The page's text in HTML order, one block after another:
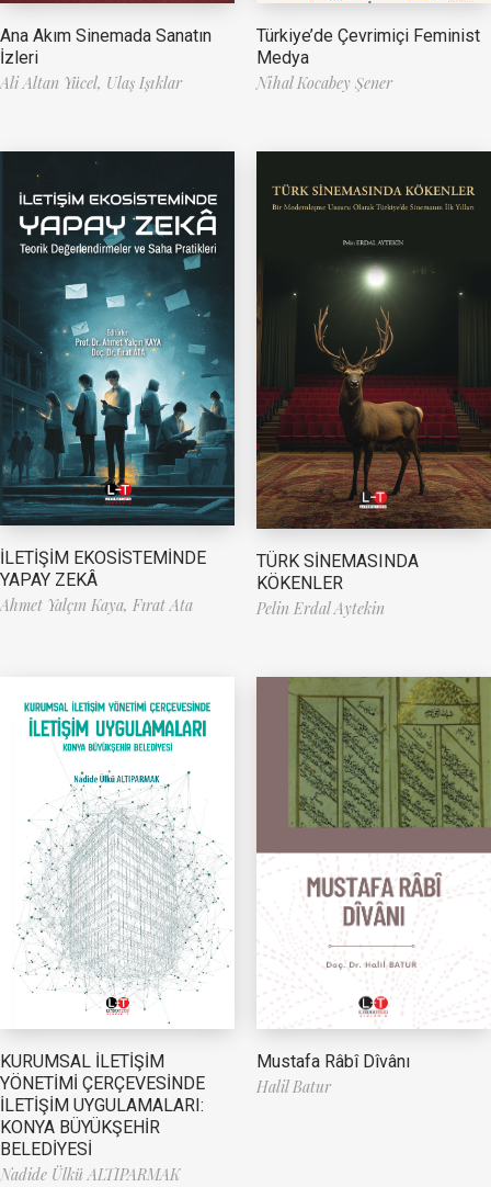
Ana Akım Sinemada Sanatın
İzleri
Ali Altan Yücel, Ulaş Işıklar
Türkiye’de Çevrimiçi Feminist
Medya
Nihal Kocabey Şener
İLETİŞİM EKOSİSTEMİNDE
YAPAY ZEKÂ
Ahmet Yalçın Kaya, Fırat Ata
TÜRK SİNEMASINDA
KÖKENLER
Pelin Erdal Aytekin
KURUMSAL İLETİŞİM
YÖNETİMİ ÇERÇEVESİNDE
İLETİŞİM UYGULAMALARI:
KONYA BÜYÜKŞEHİR
BELEDİYESİ
Nadide Ülkü ALTIPARMAK
Mustafa Râbî Dîvânı
Halil Batur